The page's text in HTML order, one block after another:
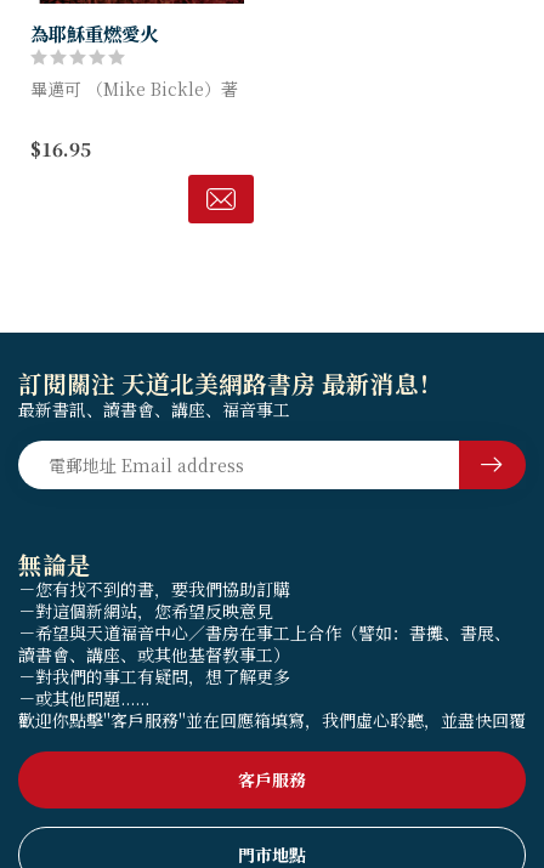
為耶穌重燃愛火
畢邁可 （Mike Bickle）著
是多麼愛你！這本書是關於兩
件事——認識神對你的看法，
以及熱愛神——之間的一個有
$16.95
無論是
－您有找不到的書，要我們協助訂購
－對這個新網站，您希望反映意見
－希望與天道福音中心／書房在事工上合作（譬如：書攤、書展、
讀書會、講座、或其他基督教事工）
－對我們的事工有疑問，想了解更多
－或其他問題......
歡迎你點擊"客戶服務"並在回應箱填寫，我們虛心聆聽，並盡快回覆
客戶服務
門市地點
訂閱關注 天道北美網路書房 最新消息！
最新書訊、讀書會、講座、福音事工